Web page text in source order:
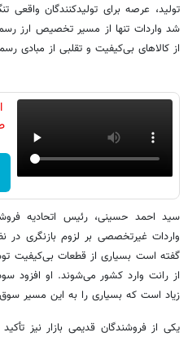
شد واردات تنها از مسیر تخصیص ارز
از کالاهای بی‌کیفیت و تقلبی از مبادی
سید احمد حسینی، رئیس اتحادیه
واردات غیرتخصصی بر لزوم بازنگری در
گفته است بسیاری از قطعات بی‌کیفیت
از رانت وارد کشور می‌شوند. او افزود
زیاد است که بسیاری را به این مسیر
یکی از فروشندگان قدیمی بازار نیز